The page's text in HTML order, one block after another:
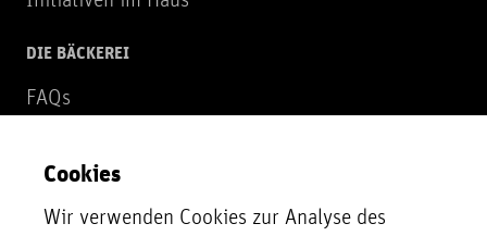
DIE BÄCKEREI
FAQs
NEWSLETTER
Zur Newsletter Anmeldung
Cookies
Wir verwenden Cookies zur Analyse des